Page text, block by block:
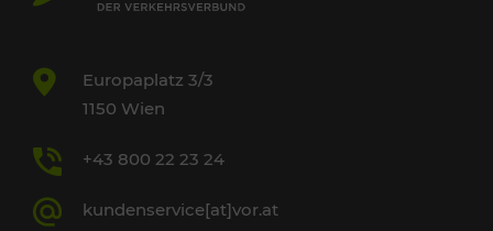
Europaplatz 3/3
1150 Wien
+43 800 22 23 24
kundenservice[at]vor.at